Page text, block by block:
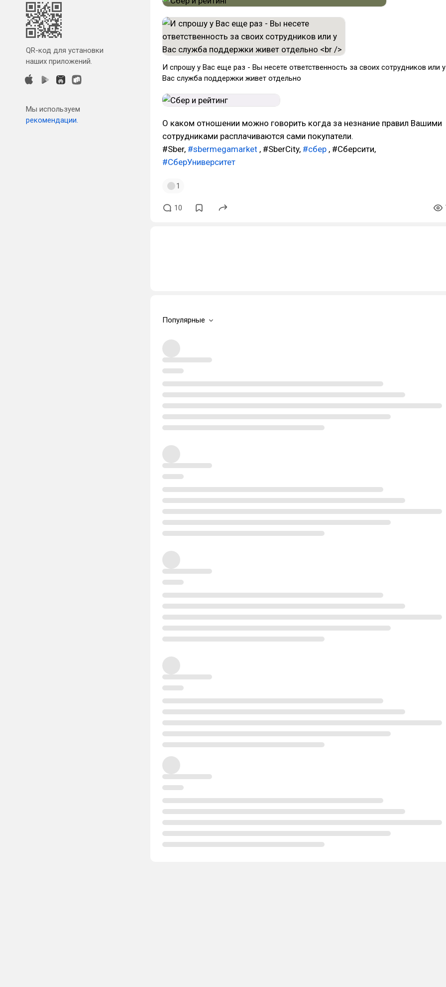
QR-код для установки
наших приложений.
Мы используем
рекомендации.
И спрошу у Вас еще раз - Вы несете ответственность за своих сотрудников или у
Вас служба поддержки живет отдельно
О каком отношении можно говорить когда за незнание правил Вашими
сотрудниками расплачиваются сами покупатели.
#Sber, #sbermegamarket , #SberCity, #сбер , #Сберсити,
#СберУниверситет
1
10
Популярные